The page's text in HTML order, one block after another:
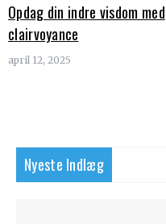
Opdag din indre visdom med
clairvoyance
april 12, 2025
Nyeste Indlæg